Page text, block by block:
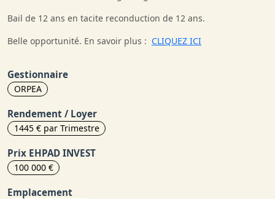
Bail de 12 ans en tacite reconduction de 12 ans.
Belle opportunité. En savoir plus : CLIQUEZ ICI
Gestionnaire
ORPEA
Rendement / Loyer
1445 € par Trimestre
Prix EHPAD INVEST
100 000 €
Emplacement